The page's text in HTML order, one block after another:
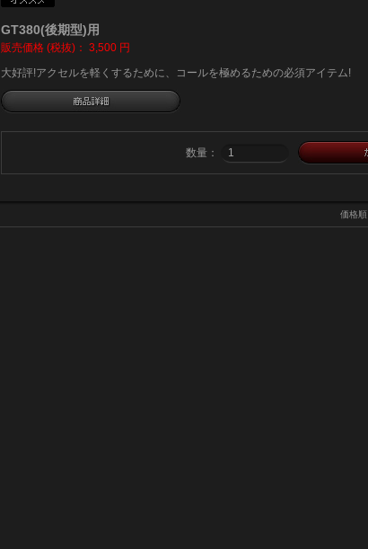
GT380(後期型)用
販売価格 (税抜)： 3,500 円
大好評!アクセルを軽くするために、コールを極めるための必須アイテム!
数量：
価格順